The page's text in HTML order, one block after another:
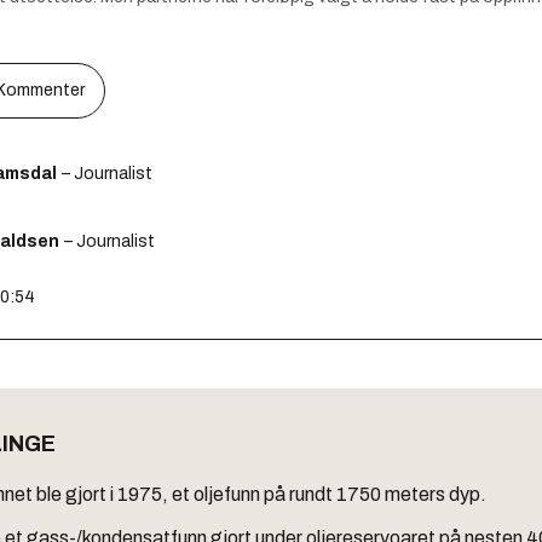
– Journalist
– Journalist
ble gjort i 1975, et oljefunn på rundt 1750 meters dyp.
et gass-/kondensatfunn gjort under oljereservoaret på nesten